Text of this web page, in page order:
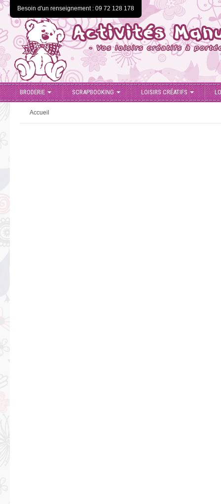
Besoin d'un renseignement : 09 72 128 178
BRODERIE SCRAPBOOKING LOISIRS CRÉATIFS
Accueil